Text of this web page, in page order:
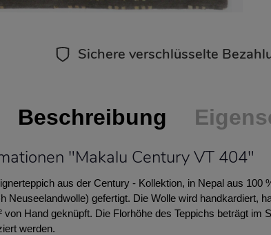
Sichere verschlüsselte
Beschreibung
"Makalu Century VT 404"
aus der Century - Kollektion, in Nepal aus 100
Neuseelandwolle) gefertigt. Die Wolle wird handkardiert,
von Hand geknüpft. Die Florhöhe des Teppichs beträgt im
werden.